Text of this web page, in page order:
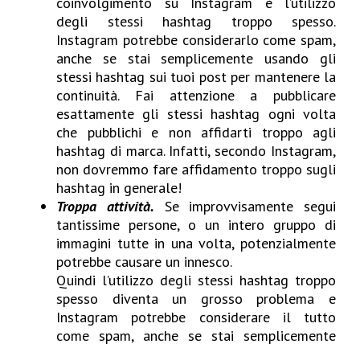
degli stessi hashtag troppo spesso.
Instagram potrebbe considerarlo come spam,
anche se stai semplicemente usando gli
stessi hashtag sui tuoi post per mantenere la
continuità. Fai attenzione a pubblicare
esattamente gli stessi hashtag ogni volta
che pubblichi e non affidarti troppo agli
hashtag di marca. Infatti, secondo Instagram,
non dovremmo fare affidamento troppo sugli
hashtag in generale!
Troppa attività. Se improvvisamente segui
tantissime persone, o un intero gruppo di
immagini tutte in una volta, potenzialmente
potrebbe causare un innesco.
Quindi l’utilizzo degli stessi hashtag troppo
spesso diventa un grosso problema e
Instagram potrebbe considerare il tutto
come spam, anche se stai semplicemente